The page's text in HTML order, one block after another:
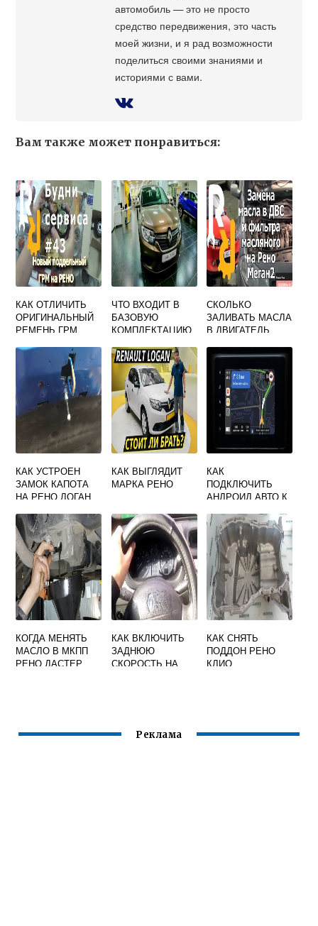
автомобиль — это не просто
средство передвижения, это часть
моей жизни, и я рад возможности
поделиться своими знаниями и
историями с вами.
Вам также может понравиться:
КАК ОТЛИЧИТЬ
ОРИГИНАЛЬНЫЙ
РЕМЕНЬ ГРМ
ПОДДЕЛКИ
ЧТО ВХОДИТ В
БАЗОВУЮ
КОМПЛЕКТАЦИЮ
ГОДА
СКОЛЬКО
ЗАЛИВАТЬ МАСЛА
В ДВИГАТЕЛЬ
КАК УСТРОЕН
ЗАМОК КАПОТА
НА РЕНО ЛОГАН
КАК ВЫГЛЯДИТ
МАРКА РЕНО
КАК
ПОДКЛЮЧИТЬ
АНДРОИД АВТО К
РЕНО КАПТУР
КОГДА МЕНЯТЬ
МАСЛО В МКПП
РЕНО ДАСТЕР
КАК ВКЛЮЧИТЬ
ЗАДНЮЮ
СКОРОСТЬ НА
КАК СНЯТЬ
ПОДДОН РЕНО
КЛИО
Реклама